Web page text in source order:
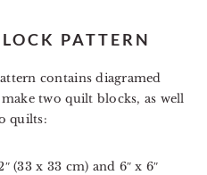
PATTERN
contains diagramed
two quilt blocks, as well
quilts:
(33 x 33 cm) and 6″ x 6″